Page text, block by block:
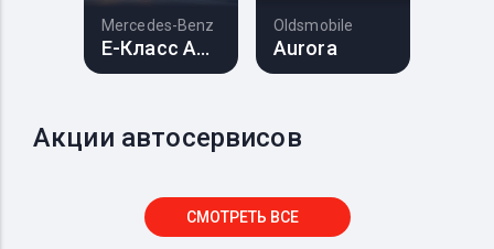
Mercedes-Benz
E-Класс AMG
Oldsmobile
Aurora
Акции автосервисов
СМОТРЕТЬ ВСЕ